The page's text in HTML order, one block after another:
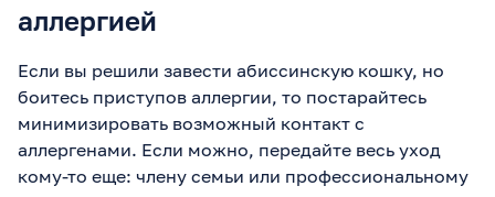
аллергией
Если вы решили завести абиссинскую кошку, но
боитесь приступов аллергии, то постарайтесь
минимизировать возможный контакт с
аллергенами. Если можно, передайте весь уход
кому-то еще: члену семьи или профессиональному